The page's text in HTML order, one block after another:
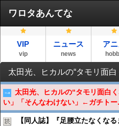
ワロタあんてな
VIP
vip
ニュース
news
アニ
太田光、ヒカルの“タモリ面白
い」「そんなわけない」←ガチトー
【同人誌】『足腰立たなくな